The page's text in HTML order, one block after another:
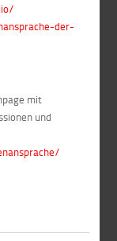
der-
mit
und